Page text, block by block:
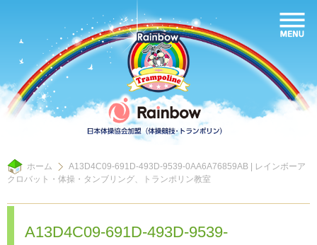
ホーム
A13D4C09-691D-493D-9539-0AA6A76859AB | レインボーア
クロバット・体操・タンブリング、トランポリン教室
A13D4C09-691D-493D-9539-